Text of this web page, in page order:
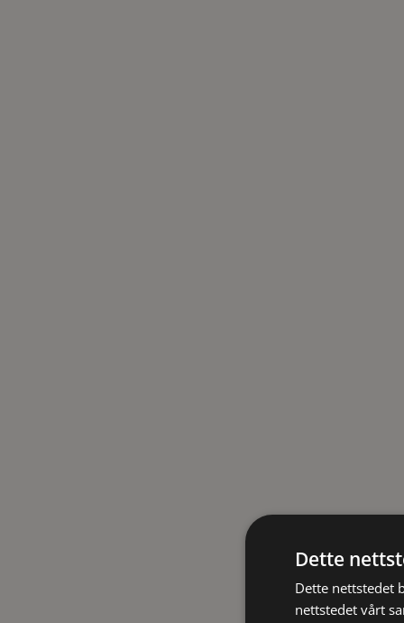
Dette
Dette nettstedet
nettstedet vårt